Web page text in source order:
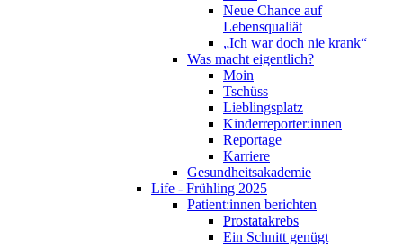
Neue Chance auf
Lebensqualiät
„Ich war doch nie krank“
Was macht eigentlich?
Moin
Tschüss
Lieblingsplatz
Kinderreporter:innen
Reportage
Karriere
Gesundheitsakademie
Life - Frühling 2025
Patient:innen berichten
Prostatakrebs
Ein Schnitt genügt